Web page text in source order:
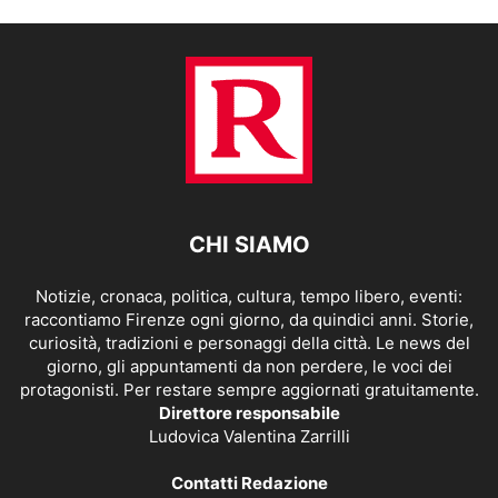
CHI SIAMO
Notizie, cronaca, politica, cultura, tempo libero, eventi:
raccontiamo Firenze ogni giorno, da quindici anni. Storie,
curiosità, tradizioni e personaggi della città. Le news del
giorno, gli appuntamenti da non perdere, le voci dei
protagonisti. Per restare sempre aggiornati gratuitamente.
Direttore responsabile
Ludovica Valentina Zarrilli
Contatti Redazione